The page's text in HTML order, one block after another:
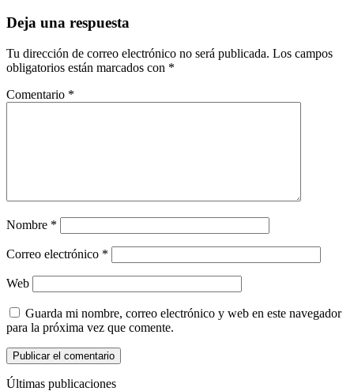
Deja una respuesta
Tu dirección de correo electrónico no será publicada. Los campos
obligatorios están marcados con *
Comentario *
Nombre *
Correo electrónico *
Web
Guarda mi nombre, correo electrónico y web en este navegador
para la próxima vez que comente.
Últimas publicaciones